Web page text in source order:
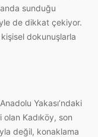
sunduğu
de dikkat çekiyor.
dokunuşlarla
Yakası’ndaki
Kadıköy, son
değil, konaklama